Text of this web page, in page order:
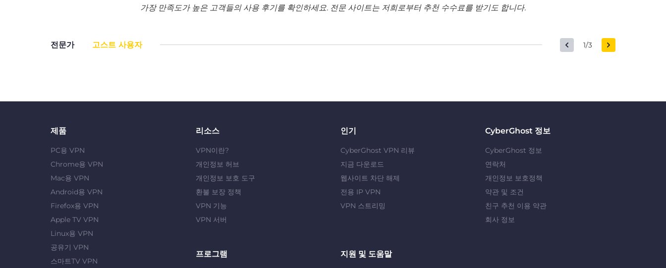
가장 만족도가 높은 고객들의 사용 후기를 확인하세요. 전문 사이트는 저희로부터 추천 수수료를 받기도 합니다.
전문가 고스트 사용자 1/3
제품
PC용 VPN
Chrome용 VPN
Mac용 VPN
Android용 VPN
Firefox용 VPN
Apple TV VPN
Linux용 VPN
공유기 VPN
스마트TV VPN
리소스
VPN이란?
개인정보 허브
개인정보 보호 도구
환불 보장 정책
VPN 기능
VPN 서버
인기
CyberGhost VPN 리뷰
지금 다운로드
웹사이트 차단 해제
전용 IP VPN
VPN 스트리밍
CyberGhost 정보
CyberGhost 정보
연락처
개인정보 보호정책
약관 및 조건
친구 추천 이용 약관
회사 정보
프로그램 지원 및 도움말